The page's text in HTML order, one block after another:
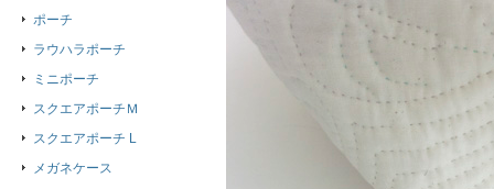
ポーチ
ラウハラポーチ
ミニポーチ
スクエアポーチＭ
スクエアポーチ L
メガネケース